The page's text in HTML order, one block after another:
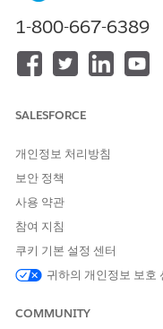
하고 전달합니다.
웹 페이지에서 배너는
에 표시되며 고객의
개인 설정 환경 관리 및
개인 설정 환경을 만들고
자(WPM)를 사용합니다.
구성을 활성화 또는 비활
Experience 템플릿
익스피리언스 템플릿
맞춤형 콘텐츠가 고객
진의 원시 데이터를 제
1-800-667-6389
SALESFORCE
개인정보 처리방침
보안 정책
사용 약관
참여 지침
쿠키 기본 설정 센터
귀하의 개인정보 보호
COMMUNITY